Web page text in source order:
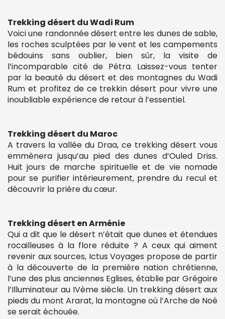
Trekking désert du Wadi Rum
Voici une randonnée désert entre les dunes de sable,
les roches sculptées par le vent et les campements
bédouins sans oublier, bien sûr, la visite de
l’incomparable cité de Pétra. Laissez-vous tenter
par la beauté du désert et des montagnes du Wadi
Rum et profitez de ce trekkin désert pour vivre une
inoubliable expérience de retour à l’essentiel.
Trekking désert du Maroc
A travers la vallée du Draa, ce trekking désert vous
emmènera jusqu’au pied des dunes d’Ouled Driss.
Huit jours de marche spirituelle et de vie nomade
pour se purifier intérieurement, prendre du recul et
découvrir la prière du cœur.
Trekking désert en Arménie
Qui a dit que le désert n’était que dunes et étendues
rocailleuses à la flore réduite ? A ceux qui aiment
revenir aux sources, Ictus Voyages propose de partir
à la découverte de la première nation chrétienne,
l’une des plus anciennes Eglises, établie par Grégoire
l’Illuminateur au IVème siècle. Un trekking désert aux
pieds du mont Ararat, la montagne où l’Arche de Noé
se serait échouée.